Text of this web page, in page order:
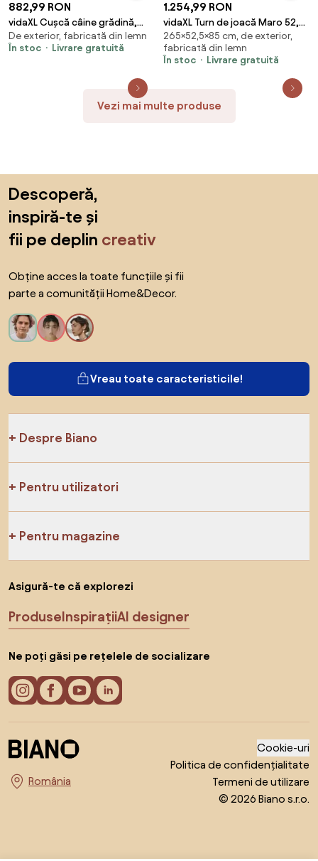
882,99 RON
vidaXL Cușcă câine grădină,
acoperiș detașabil, lemn pin
tratat
De exterior, fabricată din lemn
În stoc
Livrare gratuită
1.254,99 RON
vidaXL Turn de joacă Maro 52,5
x 85 x 265 cm Lemn impregnate
solid
265×52,5×85 cm, de exterior,
fabricată din lemn
În stoc
Livrare gratuită
Vezi mai multe produse
Descoperă,
inspiră-te și
fii pe deplin creativ
Obține acces la toate funcțiile și fii
parte a comunității Home&Decor.
Vreau toate caracteristicile!
Despre Biano
Pentru utilizatori
Pentru magazine
Asigură-te că explorezi
ProduseInspirațiiAI designer
Ne poți găsi pe rețelele de socializare
Alege țara
Cookie-uri
Politica de confidențialitate
Termeni de utilizare
© 2026 Biano s.r.o.